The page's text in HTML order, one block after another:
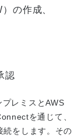
の作成、
認
レミスとAWS
を通じて、
続をします。その